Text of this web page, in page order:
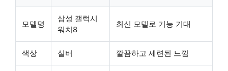
모델명
삼성 갤럭시
워치8
최신 모델로 기능 기대
색상 실버 깔끔하고 세련된 느낌